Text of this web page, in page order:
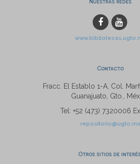
Contacto
Fracc. El Establo 1-A, Col.
Guanajuato, Gto.,
Tel: +52 (473) 7320006
repositorio@ugto.mx
Otros sitios de